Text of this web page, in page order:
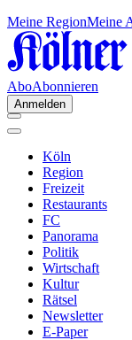
Meine RegionMeine
AboAbonnieren
Anmelden
Köln
Region
Freizeit
Restaurants
FC
Panorama
Politik
Wirtschaft
Kultur
Rätsel
Newsletter
E-Paper